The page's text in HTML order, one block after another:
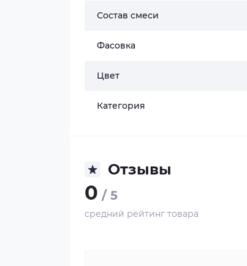
Состав смеси
Фасовка
Цвет
Категория
Отзывы
0 / 5
средний рейтинг товара